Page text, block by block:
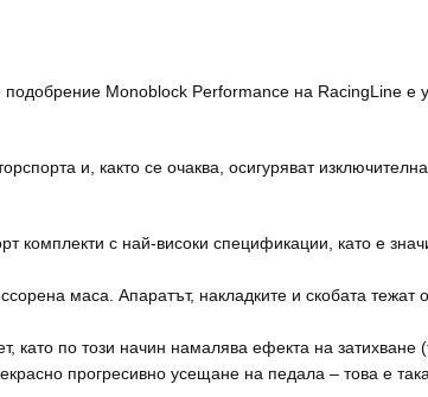
Monoblock Performance на RacingLine е
и, както се очаква, осигуряват
комплекти с най-високи спецификации, като е
маса. Апаратът, накладките и скобата
като по този начин намалява ефекта на затихване
прогресивно усещане на педала – това е